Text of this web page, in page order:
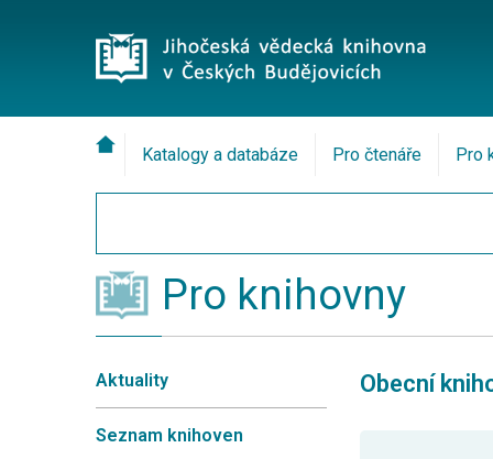
Katalogy a databáze Pro čtenáře Pro
Pro knihovny
Aktuality
Seznam knihoven
Obecní